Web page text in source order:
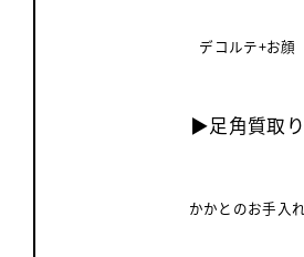
デコルテ+お顔
▶足角質取り
かかとのお手入れ